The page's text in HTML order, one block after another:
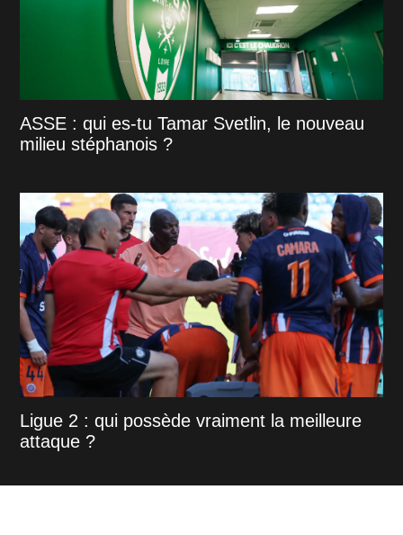
ASSE : qui es-tu Tamar Svetlin, le nouveau
milieu stéphanois ?
Ligue 2 : qui possède vraiment la meilleure
attaque ?